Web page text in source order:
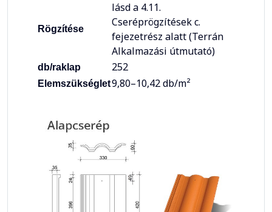
Rögzítése
lásd a 4.11.
Cseréprögzítések c.
fejezetrész alatt (Terrán
Alkalmazási útmutató)
db/raklap 252
Elemszükséglet9,80–10,42 db/m²